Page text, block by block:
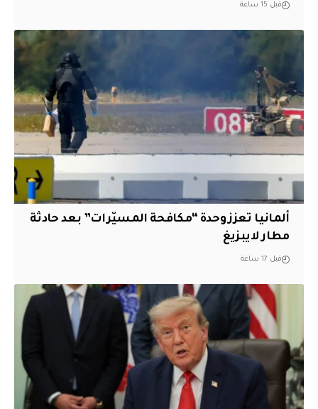
قبل 15 ساعة
ألمانيا تعزز وحدة “مكافحة المسيّرات” بعد حادثة
مطار لايبزيغ
قبل 17 ساعة